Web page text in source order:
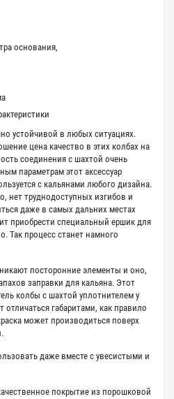
основания,
устойчивой в любых ситуациях.
цена качество в этих колбах на
соединения с шахтой очень
параметрам этот аксессуар
с кальянами любого дизайна.
нет труднодоступных изгибов и
даже в самых дальних местах
приобрести специальный ершик для
Так процесс станет намного
посторонние элементы и оно,
заправки для кальяна. Этот
колбы с шахтой уплотнителем у
габаритами, как правило
может производиться поверх
даже вместе с увесистыми и
покрытие из порошковой